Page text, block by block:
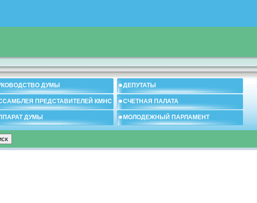
ДУМЫ ДЕПУТАТЫ
ПРЕДСТАВИТЕЛЕЙ КМНС СЧЕТНАЯ ПАЛАТА
ДУМЫ МОЛОДЕЖНЫЙ ПАРЛАМЕНТ